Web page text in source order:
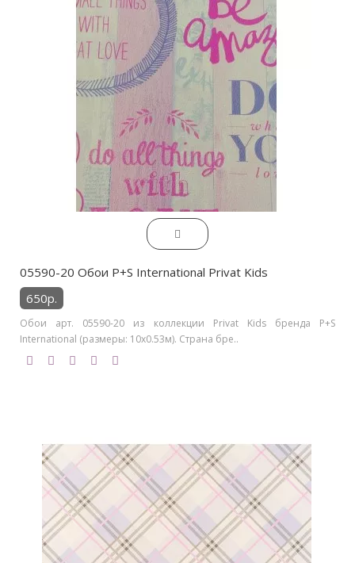
05590-20 Обои P+S International Privat Kids
650р.
Обои арт. 05590-20 из коллекции Privat Kids бренда P+S
International (размеры: 10х0.53м). Страна бре..